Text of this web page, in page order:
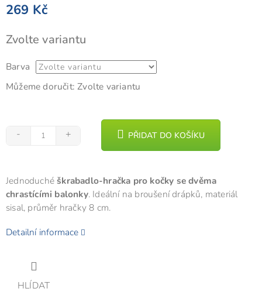
269 Kč
cena:
Zvolte variantu
Barva
Můžeme doručit: Zvolte variantu
PŘIDAT DO KOŠÍKU
Jednoduchéškrabadlo-hračka pro kočky se dvěma
chrastícími balonky. Ideální na broušení drápků, materiál
sisal, průměr hračky 8 cm.
Detailní informace
HLÍDAT